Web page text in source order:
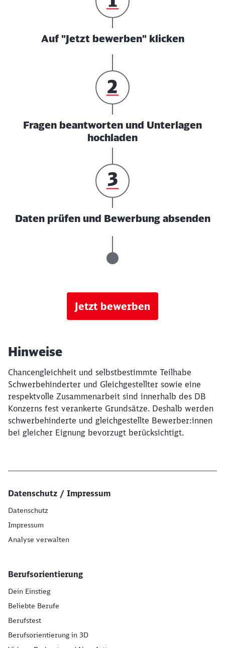
Auf "Jetzt bewerben" klicken
Fragen beantworten und Unterlagen
hochladen
Daten prüfen und Bewerbung absenden
Jetzt bewerben
Hinweise
Chancengleichheit und selbstbestimmte Teilhabe
Schwerbehinderter und Gleichgestellter sowie eine
respektvolle Zusammenarbeit sind innerhalb des DB
Konzerns fest verankerte Grundsätze. Deshalb werden
schwerbehinderte und gleichgestellte Bewerber:innen
bei gleicher Eignung bevorzugt berücksichtigt.
Datenschutz / Impressum
Datenschutz
Impressum
Analyse verwalten
Berufsorientierung
Dein Einstieg
Beliebte Berufe
Berufstest
Berufsorientierung in 3D